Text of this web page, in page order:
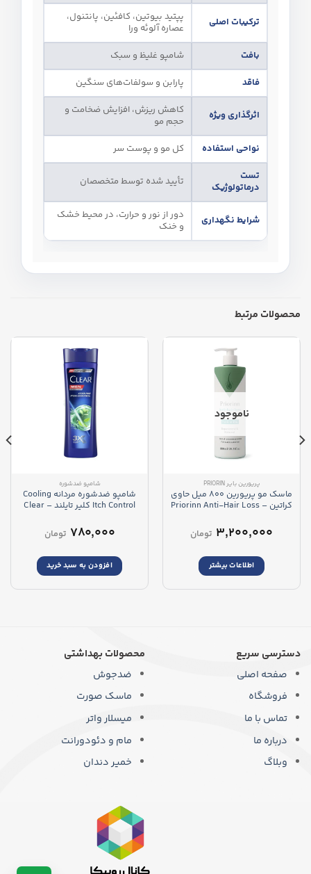
ترکیبات اصلی
پپتید بیوتین، کافئین، پانتنول،
عصاره آلوئه‌ ورا
بافت
شامپو غلیظ و سبک
فاقد
پارابن و سولفات‌های سنگین
اثرگذاری ویژه
کاهش ریزش، افزایش ضخامت و
حجم مو
نواحی استفاده
کل مو و پوست سر
تست
درماتولوژیک
تأیید شده توسط متخصصان
شرایط نگهداری
دور از نور و حرارت، در محیط خشک
و خنک
محصولات مرتبط
ناموجود
پریورین بایر PRIORIN
ماسک مو پریورین 800 میل حاوی
کراتین – Priorinn Anti-Hair Loss
۳,۲۰۰,۰۰۰ تومان
اطلاعات بیشتر
شامپو ضدشوره
شامپو ضدشوره مردانه Cooling
Itch Control کلیر تایلند – Clear
Shampoo
۷۸۰,۰۰۰ تومان
افزودن به سبد خرید
دسترسی سریع
صفحه اصلی
فروشگاه
تماس با ما
درباره ما
وبلاگ
محصولات بهداشتی
ضدجوش
ماسک صورت
میسلار واتر
مام و دئودورانت
خمیر دندان